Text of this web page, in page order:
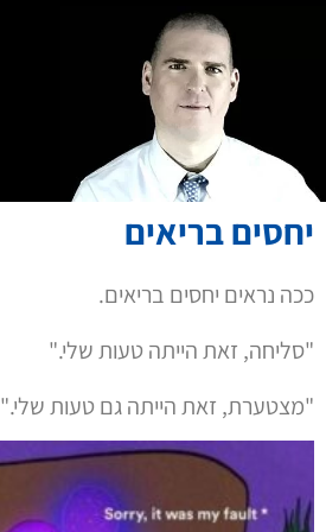
יחסים בריאים
ככה נראים יחסים בריאים.
"סליחה, זאת הייתה טעות שלי."
"מצטערת, זאת הייתה גם טעות שלי."